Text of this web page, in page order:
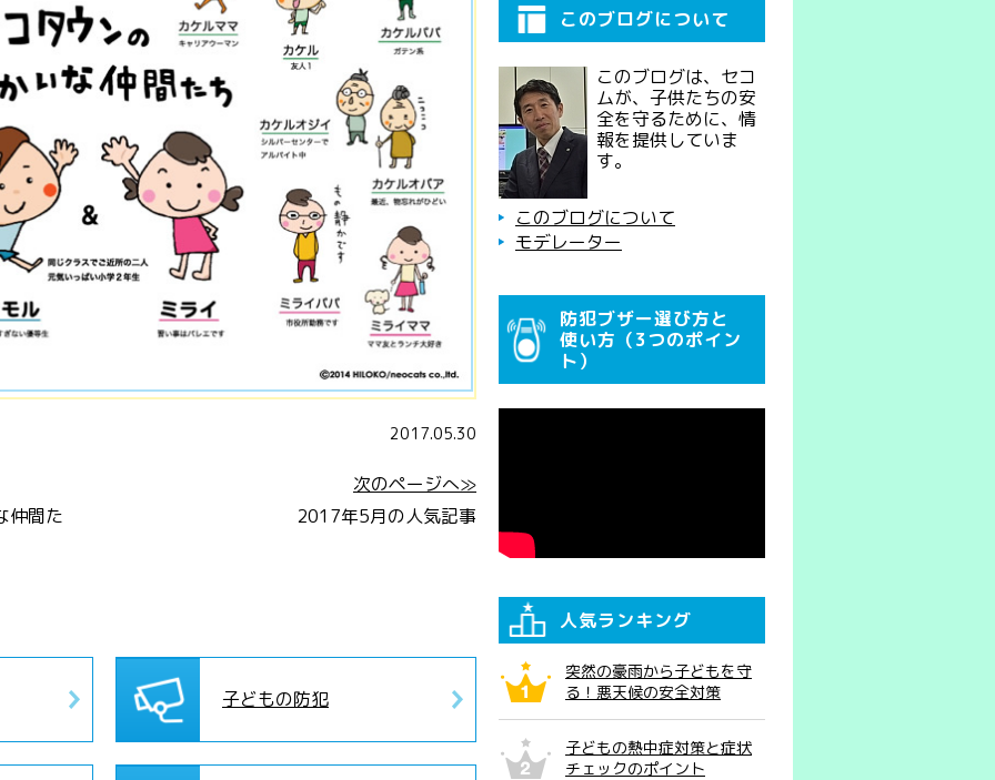
2017.05.30
次のページへ≫
仲間た
2017年5月の人気記事
子どもの防犯
このブログについて
このブログは、セコ
ムが、子供たちの安
全を守るために、情
報を提供していま
す。
このブログについて
モデレーター
防犯ブザー選び方と
使い方（3つのポイン
ト）
人気ランキング
突然の豪雨から子どもを守
る！悪天候の安全対策
子どもの熱中症対策と症状
チェックのポイント